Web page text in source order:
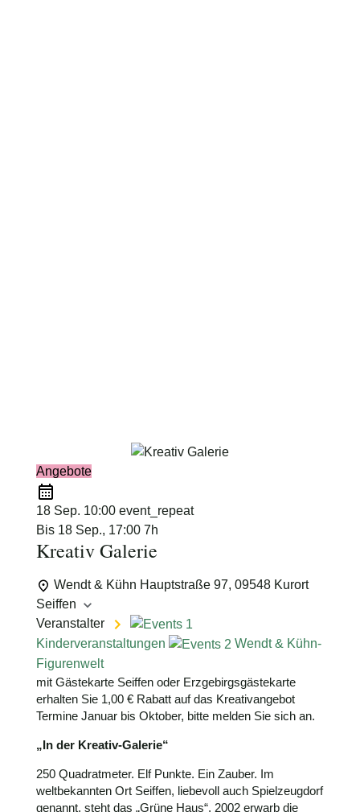
Angebote
18 Sep. 10:00 event_repeat
Bis 18 Sep., 17:00 7h
Kreativ Galerie
Wendt & Kühn Hauptstraße 97, 09548 Kurort
Seiffen
Veranstalter
Kinderveranstaltungen
Wendt & Kühn-
Figurenwelt
mit Gästekarte Seiffen oder Erzgebirgsgästekarte
erhalten Sie 1,00 € Rabatt auf das Kreativangebot
Termine Januar bis Oktober, bitte melden Sie sich an.
„In der Kreativ-Galerie“
250 Quadratmeter. Elf Punkte. Ein Zauber. Im
weltbekannten Ort Seiffen, liebevoll auch Spielzeugdorf
genannt, steht das „Grüne Haus“. 2002 erwarb die